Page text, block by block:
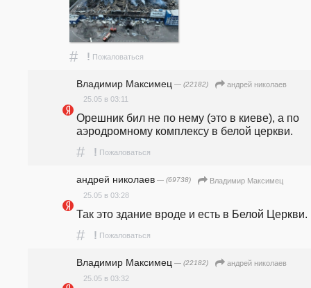
# ! Пожаловаться
Владимир Максимец — (22182)
андpeй николаев
25.05 в 03:11
Орешник бил не по нему (это в киеве), а по
аэродромному комплексу в белой церкви.
# ! Пожаловаться
андpeй николаев — (69738)
Владимир Максимец
25.05 в 03:28
Так это здание вроде и есть в Белой Церкви.
# ! Пожаловаться
Владимир Максимец — (22182)
андpeй николаев
25.05 в 03:32